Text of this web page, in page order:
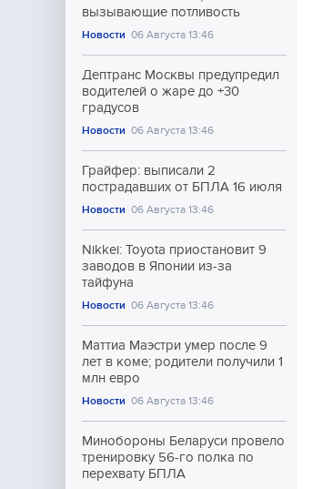
вызывающие потливость
Новости 06 Августа 13:46
Дептранс Москвы предупредил
водителей о жаре до +30
градусов
Новости 06 Августа 13:46
Грайфер: выписали 2
пострадавших от БПЛА 16 июля
Новости 06 Августа 13:46
Nikkei: Toyota приостановит 9
заводов в Японии из-за
тайфуна
Новости 06 Августа 13:46
Маттиа Маэстри умер после 9
лет в коме; родители получили 1
млн евро
Новости 06 Августа 13:46
Минобороны Беларуси провело
тренировку 56-го полка по
перехвату БПЛА